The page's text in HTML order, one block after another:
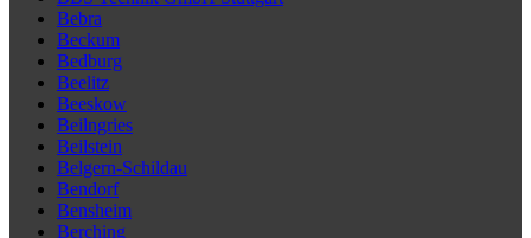
Bebra
Beckum
Bedburg
Beelitz
Beeskow
Beilngries
Beilstein
Belgern-Schildau
Bendorf
Bensheim
Berching